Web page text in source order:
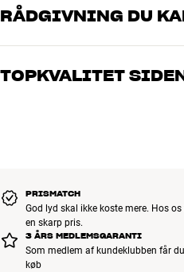
RÅDGIVNING DU
Vores medarbejdere er ægte
os, hvad du drømmer om – så finder
TOPKVALITET
PRISMATCH
God lyd skal ikke koste mere. Hos
en skarp pris.
3 ÅRS MEDLEMSGARANTI
Som medlem af kundeklubben får
køb